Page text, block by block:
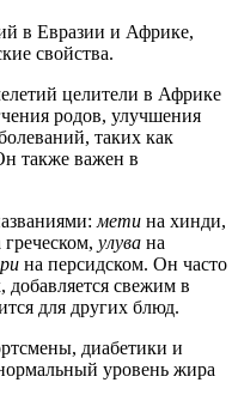
в Евразии и Африке,
свойства.
целители в Африке
родов, улучшения
таких как
также важен в
мети на хинди,
греческом, улува на
на персидском. Он часто
добавляется свежим в
для других блюд.
диабетики и
уровень жира